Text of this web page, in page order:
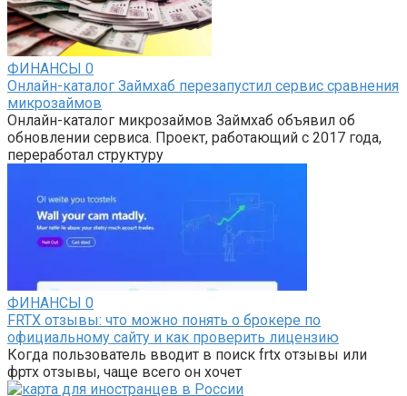
ФИНАНСЫ 0
Онлайн-каталог Займхаб перезапустил сервис сравнения
микрозаймов
Онлайн-каталог микрозаймов Займхаб объявил об
обновлении сервиса. Проект, работающий с 2017 года,
переработал структуру
ФИНАНСЫ 0
FRTX отзывы: что можно понять о брокере по
официальному сайту и как проверить лицензию
Когда пользователь вводит в поиск frtx отзывы или
фртх отзывы, чаще всего он хочет